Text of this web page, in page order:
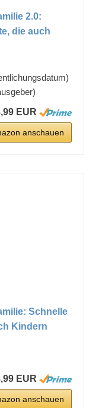
2.0:
die auch
EUR
anschauen
Schnelle
Kindern
EUR
anschauen